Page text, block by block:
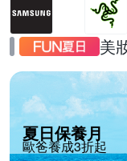
美
夏日保養月
歐爸養成3折起